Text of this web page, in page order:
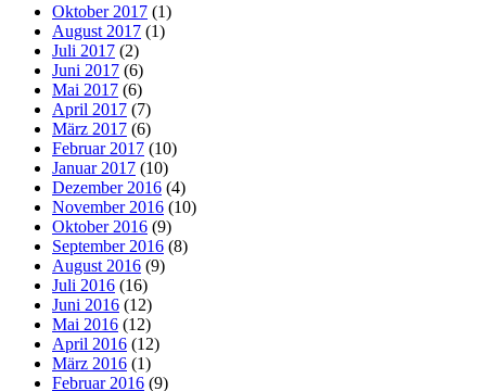
Oktober 2017 (1)
August 2017 (1)
Juli 2017 (2)
Juni 2017 (6)
Mai 2017 (6)
April 2017 (7)
März 2017 (6)
Februar 2017 (10)
Januar 2017 (10)
Dezember 2016 (4)
November 2016 (10)
Oktober 2016 (9)
September 2016 (8)
August 2016 (9)
Juli 2016 (16)
Juni 2016 (12)
Mai 2016 (12)
April 2016 (12)
März 2016 (1)
Februar 2016 (9)